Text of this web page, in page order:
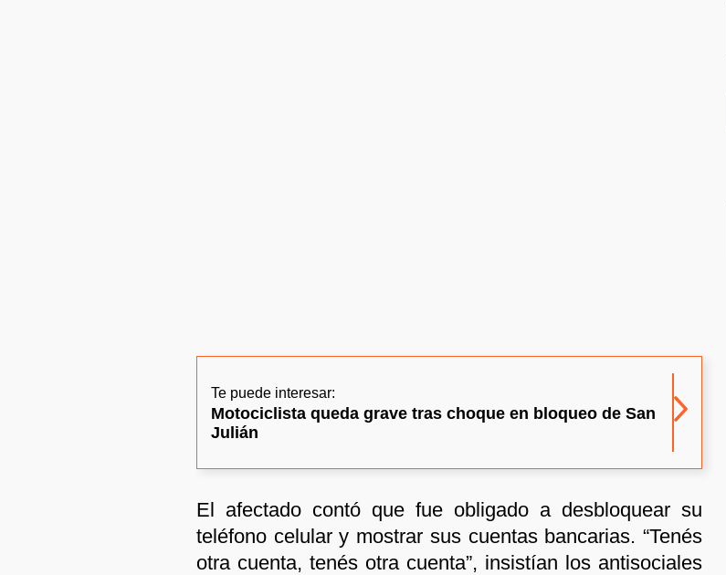
Te puede interesar:
Motociclista queda grave tras choque en bloqueo de San
Julián
El afectado contó que fue obligado a desbloquear su
teléfono celular y mostrar sus cuentas bancarias. “Tenés
otra cuenta, tenés otra cuenta”, insistían los antisociales